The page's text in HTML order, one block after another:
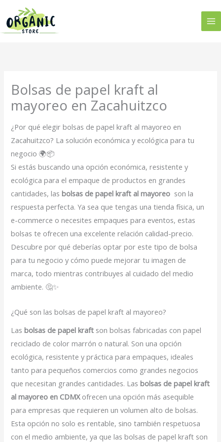
contenido
Bolsas de papel kraft al
mayoreo en Zacahuitzco
¿Por qué elegir bolsas de papel kraft al mayoreo en
Zacahuitzco? La solución económica y ecológica para tu
negocio 🌍📦
Si estás buscando una opción económica, resistente y
ecológica para el empaque de productos en grandes
cantidades, lasbolsas de papel kraft al mayoreo son la
respuesta perfecta. Ya sea que tengas una tienda física, un
e-commerce o necesites empaques para eventos, estas
bolsas te ofrecen una excelente relación calidad-precio.
Descubre por qué deberías optar por este tipo de bolsa
para tu negocio y cómo puede mejorar tu imagen de
marca, todo mientras contribuyes al cuidado del medio
ambiente. 🤔✨
¿Qué son las bolsas de papel kraft al mayoreo?
Lasbolsas de papel kraft son bolsas fabricadas con papel
reciclado de color marrón o natural. Son una opción
ecológica, resistente y práctica para empaques, ideales
tanto para pequeños comercios como grandes negocios
que necesitan grandes cantidades. Lasbolsas de papel kraft
al mayoreo en CDMXofrecen una opción más asequible
para empresas que requieren un volumen alto de bolsas.
Esta opción no solo es rentable, sino también respetuosa
con el medio ambiente, ya que las bolsas de papel kraft son